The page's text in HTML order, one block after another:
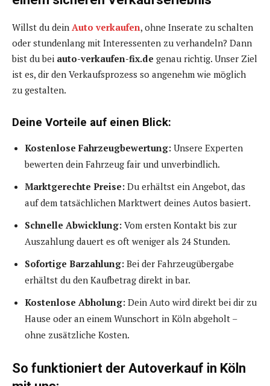
Willst du dein Auto verkaufen, ohne Inserate zu schalten
oder stundenlang mit Interessenten zu verhandeln? Dann
bist du bei auto-verkaufen-fix.de genau richtig. Unser Ziel
ist es, dir den Verkaufsprozess so angenehm wie möglich
zu gestalten.
Deine Vorteile auf einen Blick:
Kostenlose Fahrzeugbewertung: Unsere Experten
bewerten dein Fahrzeug fair und unverbindlich.
Marktgerechte Preise: Du erhältst ein Angebot, das
auf dem tatsächlichen Marktwert deines Autos basiert.
Schnelle Abwicklung: Vom ersten Kontakt bis zur
Auszahlung dauert es oft weniger als 24 Stunden.
Sofortige Barzahlung: Bei der Fahrzeugübergabe
erhältst du den Kaufbetrag direkt in bar.
Kostenlose Abholung: Dein Auto wird direkt bei dir zu
Hause oder an einem Wunschort in Köln abgeholt –
ohne zusätzliche Kosten.
So funktioniert der Autoverkauf in Köln